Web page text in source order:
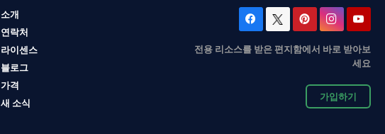
소개
연락처
라이센스
블로그
가격
새 소식
전용 리소스를 받은 편지함에서 바로 받아보
세요
가입하기